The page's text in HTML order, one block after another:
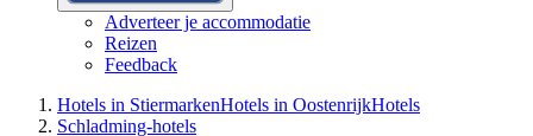
Adverteer je accommodatie
Reizen
Feedback
Hotels in StiermarkenHotels in OostenrijkHotels
Schladming-hotels